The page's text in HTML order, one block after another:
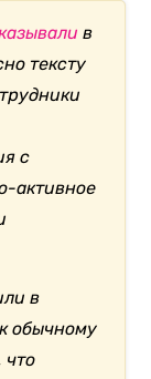
в
тексту
с
активное
в
обычному
что